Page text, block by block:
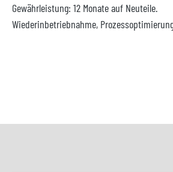
Gewährleistung: 12 Monate auf Neuteile.
Wiederinbetriebnahme,